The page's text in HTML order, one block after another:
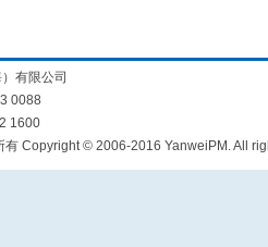
有限公司
0088
1600
有 Copyright © 2006-2016 YanweiPM. All